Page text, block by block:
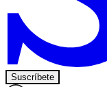
Suscríbete